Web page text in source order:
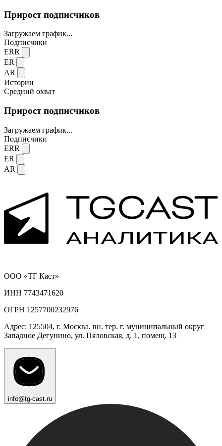
Прирост подписчиков
Загружаем график...
Подписчики
ERR
ER
AR
Истории
Средний охват
Прирост подписчиков
Загружаем график...
Подписчики
ERR
ER
AR
ООО «ТГ Каст»
ИНН 7743471620
ОГРН 1257700232976
Адрес: 125504, г. Москва, вн. тер. г. муниципальный округ
Западное Дегунино, ул. Пяловская, д. 1, помещ. 13
info@tg-cast.ru